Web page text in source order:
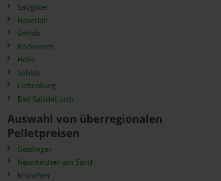
Salzgitter
Haverlah
Sehlde
Bockenem
Holle
Söhlde
Liebenburg
Bad Salzdetfurth
Auswahl von überregionalen
Pelletpreisen
Geislingen
Neunkirchen am Sand
München